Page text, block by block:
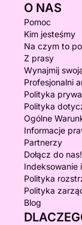
O NAS
Pomoc
Kim jesteśmy
Na czym to
Z prasy
Wynajmij
Profesjonalni
Polityka
Polityka
Ogólne
Informacje
Partnerzy
Dołącz do nas!
Indeksowanie
Polityka
Polityka
Blog